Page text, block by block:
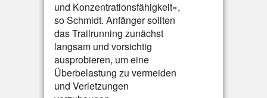
und Konzentrationsfähigkeit»,
so Schmidt. Anfänger sollten
das Trailrunning zunächst
langsam und vorsichtig
ausprobieren, um eine
Überbelastung zu vermeiden
und Verletzungen